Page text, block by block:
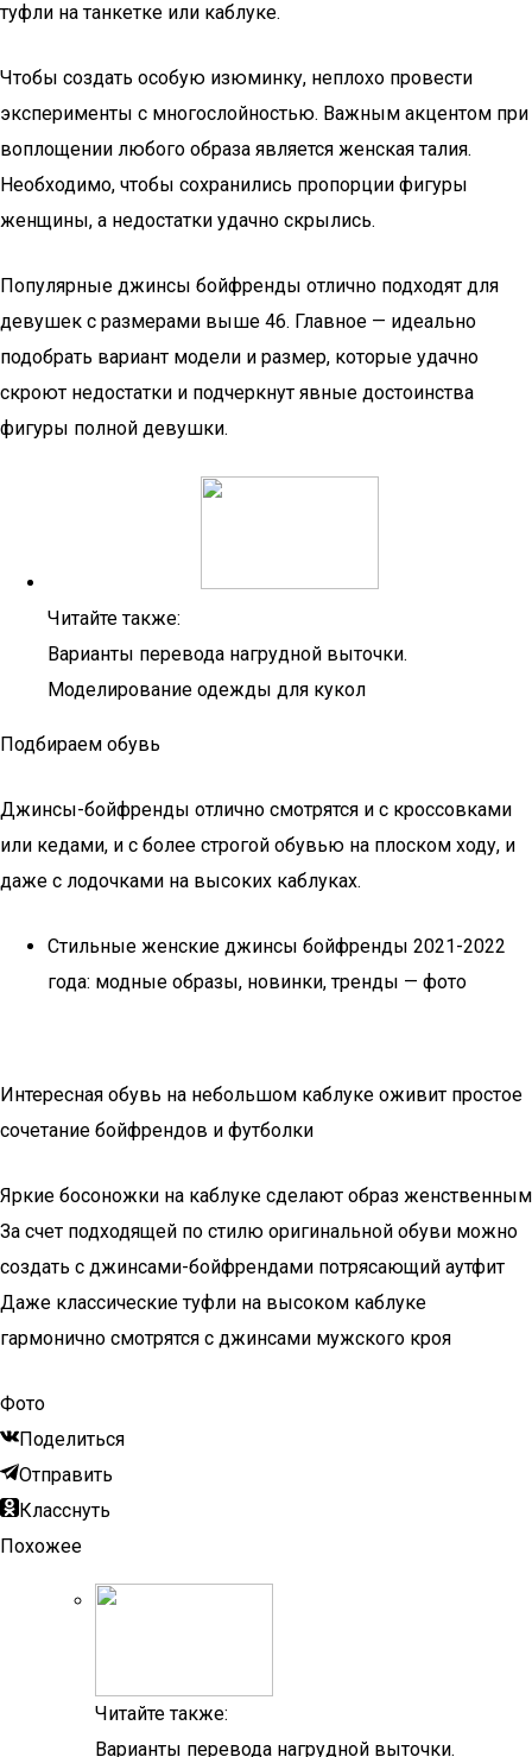
туфли на танкетке или каблуке.
Чтобы создать особую изюминку, неплохо провести
эксперименты с многослойностью. Важным акцентом при
воплощении любого образа является женская талия.
Необходимо, чтобы сохранились пропорции фигуры
женщины, а недостатки удачно скрылись.
Популярные джинсы бойфренды отлично подходят для
девушек с размерами выше 46. Главное — идеально
подобрать вариант модели и размер, которые удачно
скроют недостатки и подчеркнут явные достоинства
фигуры полной девушки.
Читайте также:
Варианты перевода нагрудной выточки.
Моделирование одежды для кукол
Подбираем обувь
Джинсы-бойфренды отлично смотрятся и с кроссовками
или кедами, и с более строгой обувью на плоском ходу, и
даже с лодочками на высоких каблуках.
Стильные женские джинсы бойфренды 2021-2022
года: модные образы, новинки, тренды — фото
Интересная обувь на небольшом каблуке оживит простое
сочетание бойфрендов и футболки
Яркие босоножки на каблуке сделают образ женственным
За счет подходящей по стилю оригинальной обуви можно
создать с джинсами-бойфрендами потрясающий аутфит
Даже классические туфли на высоком каблуке
гармонично смотрятся с джинсами мужского кроя
Фото
Поделиться
Отправить
Класснуть
Похожее
Читайте также:
Варианты перевода нагрудной выточки.